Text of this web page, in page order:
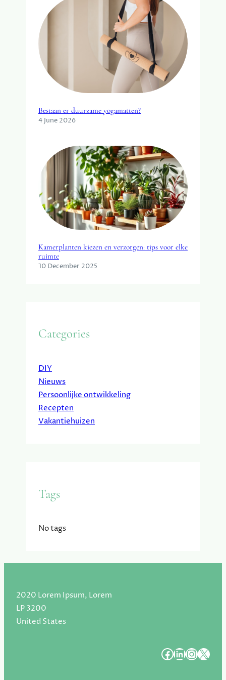
Bestaan er duurzame yogamatten?
4 June 2026
Kamerplanten kiezen en verzorgen: tips voor elke
ruimte
10 December 2025
Categories
DIY
Nieuws
Persoonlijke ontwikkeling
Recepten
Vakantiehuizen
Tags
No tags
2020 Lorem Ipsum, Lorem
LP 3200
United States
####